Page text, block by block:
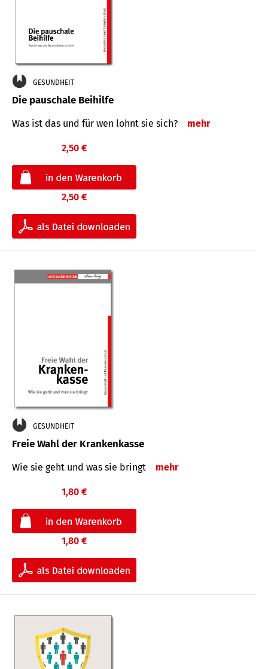
GESUNDHEIT
Die pauschale Beihilfe
Was ist das und für wen lohnt sie sich? mehr
2,50 €
2,50 €
GESUNDHEIT
Freie Wahl der Krankenkasse
Wie sie geht und was sie bringt mehr
1,80 €
1,80 €